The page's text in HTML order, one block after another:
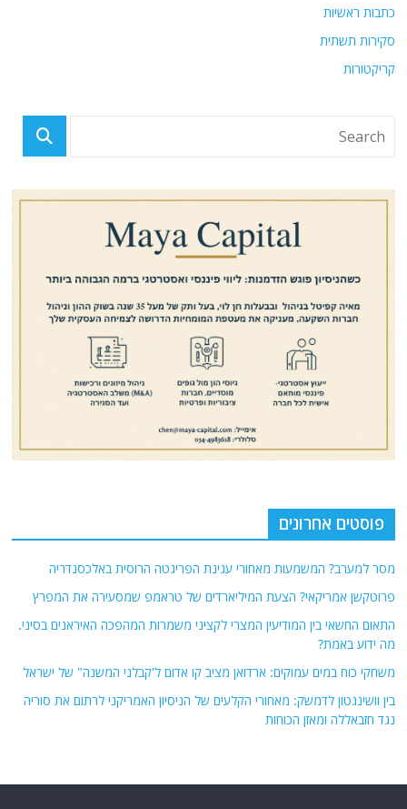
כתבות ראשיות
סקירות תשתית
קריקטורות
פוסטים אחרונים
מסר למערב? המשמעות מאחורי עגינת הפריגטה הרוסית באלכסנדריה
פרוטקשן אמריקאי? הצעת המיליארדים של טראמפ שמסעירה את המפרץ
התאום החשאי בין המודיעין המצרי לקציני משמרות המהפכה האיראנים בסיני.
מה ידוע באמת?
משחקי כוח במים עמוקים: ארדואן מציב קו אדום ל'קבלני המשנה" של ישראל
בין וושינגטון לדמשק: מאחורי הקלעים של הניסיון האמריקני לרתום את סוריה
נגד חזבאללה ומאזן הכוחות